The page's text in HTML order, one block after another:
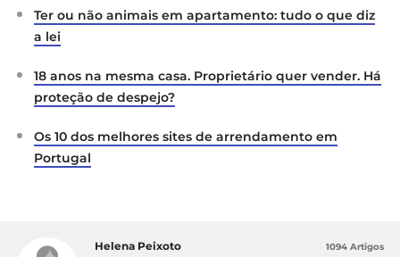
Ter ou não animais em apartamento: tudo o que diz
a lei
18 anos na mesma casa. Proprietário quer vender. Há
proteção de despejo?
Os 10 dos melhores sites de arrendamento em
Portugal
Helena Peixoto 1094 Artigos